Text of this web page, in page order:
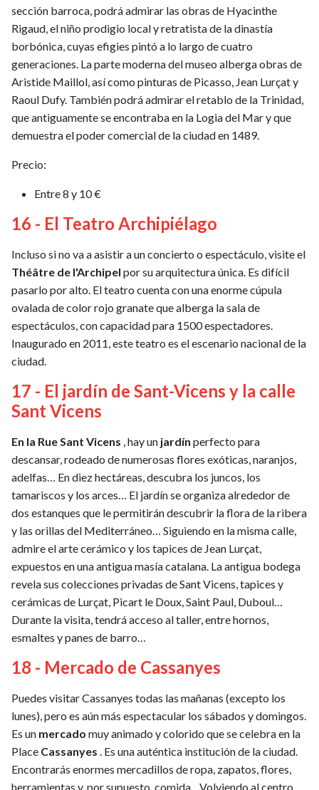
sección barroca, podrá admirar las obras de Hyacinthe
Rigaud, el niño prodigio local y retratista de la dinastía
borbónica, cuyas efigies pintó a lo largo de cuatro
generaciones. La parte moderna del museo alberga obras de
Aristide Maillol, así como pinturas de Picasso, Jean Lurçat y
Raoul Dufy. También podrá admirar el retablo de la Trinidad,
que antiguamente se encontraba en la Logia del Mar y que
demuestra el poder comercial de la ciudad en 1489.
Precio:
Entre 8 y 10 €
16 - El Teatro Archipiélago
Incluso si no va a asistir a un concierto o espectáculo, visite el
Théâtre de l'Archipel por su arquitectura única. Es difícil
pasarlo por alto. El teatro cuenta con una enorme cúpula
ovalada de color rojo granate que alberga la sala de
espectáculos, con capacidad para 1500 espectadores.
Inaugurado en 2011, este teatro es el escenario nacional de la
ciudad.
17 - El jardín de Sant-Vicens y la calle
Sant Vicens
En la Rue Sant Vicens , hay un jardín perfecto para
descansar, rodeado de numerosas flores exóticas, naranjos,
adelfas… En diez hectáreas, descubra los juncos, los
tamariscos y los arces… El jardín se organiza alrededor de
dos estanques que le permitirán descubrir la flora de la ribera
y las orillas del Mediterráneo… Siguiendo en la misma calle,
admire el arte cerámico y los tapices de Jean Lurçat,
expuestos en una antigua masía catalana. La antigua bodega
revela sus colecciones privadas de Sant Vicens, tapices y
cerámicas de Lurçat, Picart le Doux, Saint Paul, Duboul…
Durante la visita, tendrá acceso al taller, entre hornos,
esmaltes y panes de barro…
18 - Mercado de Cassanyes
Puedes visitar Cassanyes todas las mañanas (excepto los
lunes), pero es aún más espectacular los sábados y domingos.
Es un mercado muy animado y colorido que se celebra en la
Place Cassanyes . Es una auténtica institución de la ciudad.
Encontrarás enormes mercadillos de ropa, zapatos, flores,
herramientas y, por supuesto, comida... Volviendo al centro,